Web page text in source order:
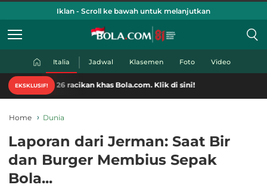
Iklan - Scroll ke bawah untuk melanjutkan
Italia Jadwal Klasemen Foto Video
EKSKLUSIF!
racikan khas Bola.com. Klik di sini!
Home Dunia
Laporan dari Jerman: Saat Bir
dan Burger Membius Sepak
Bola...